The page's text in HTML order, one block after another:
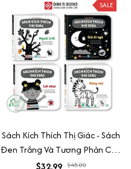
SALE
Sách Kích Thích Thị Giác - Sách
Đen Trắng Và Tương Phản Cho
Bé 0 -3 Tuổi - Combo 4 Cuốn -
$45.00